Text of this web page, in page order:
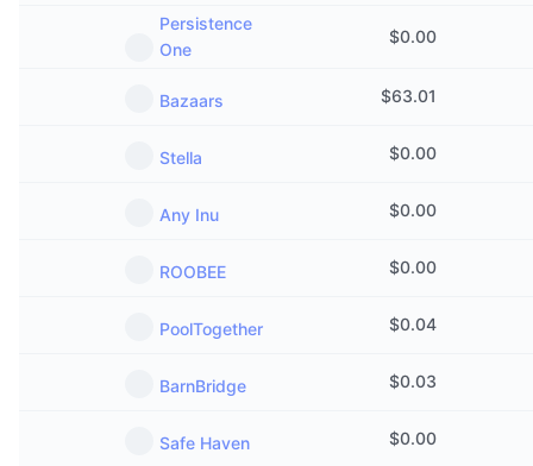
Persistence
One
$0.00
Bazaars $63.01
Stella $0.00
Any Inu $0.00
ROOBEE $0.00
PoolTogether $0.04
BarnBridge $0.03
Safe Haven $0.00